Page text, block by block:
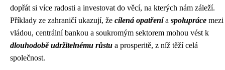
dopřát si více radosti a investovat do věcí, na kterých nám záleží.
Příklady ze zahraničí ukazují, že cílená opatřenía spolupráce mezi
vládou, centrální bankou a soukromým sektorem mohou vést k
dlouhodobě udržitelnému růstu a prosperitě, z níž těží celá
společnost.